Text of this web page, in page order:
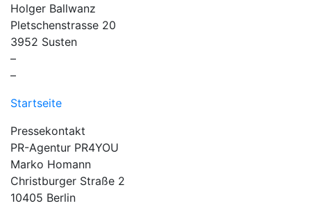
Holger Ballwanz
Pletschenstrasse 20
3952 Susten
–
–
Startseite
Pressekontakt
PR-Agentur PR4YOU
Marko Homann
Christburger Straße 2
10405 Berlin